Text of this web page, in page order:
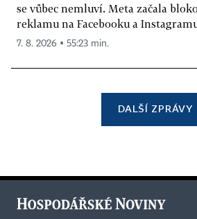
se vůbec nemluví. Meta začala
reklamu na Facebooku a
7. 8. 2026 ▪ 55:23 min.
DALŠÍ ZPRÁVY